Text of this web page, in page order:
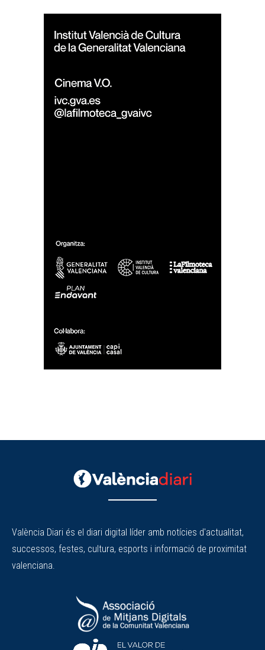
València Diari és el diari digital líder amb notícies d'actualitat,
successos, festes, cultura, esports i informació de proximitat
valenciana.